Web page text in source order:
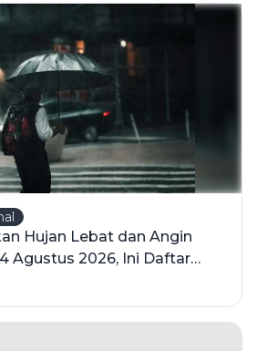
Hujan Lebat dan Angin
Agustus 2026, Ini Daftar